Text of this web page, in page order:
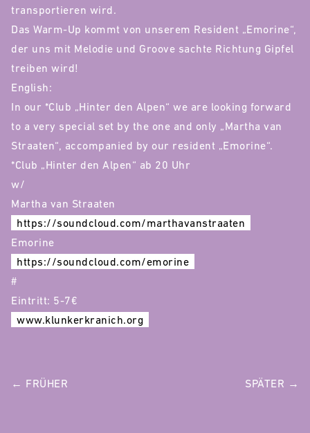
transportieren wird.
Das Warm-Up kommt von unserem Resident „Emorine“,
der uns mit Melodie und Groove sachte Richtung Gipfel
treiben wird!
English:
In our *Club „Hinter den Alpen“ we are looking forward
to a very special set by the one and only „Martha van
Straaten“, accompanied by our resident „Emorine“.
*Club „Hinter den Alpen“ ab 20 Uhr
w/
Martha van Straaten
https://soundcloud.com/marthavanstraaten
Emorine
https://soundcloud.com/emorine
#
Eintritt: 5-7€
www.klunkerkranich.org
POST
← FRÜHER SPÄTER →